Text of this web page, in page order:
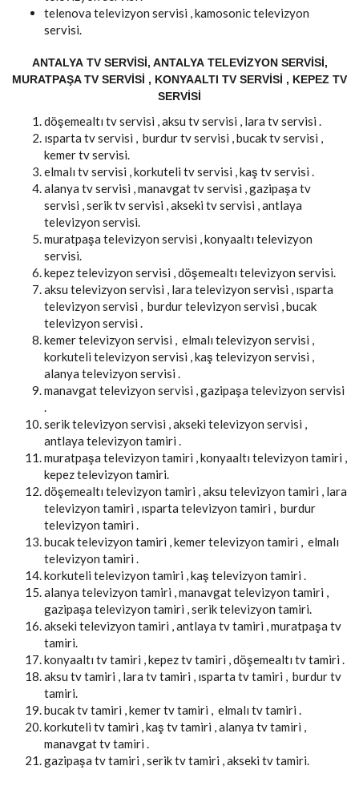
telenova televizyon servisi , kamosonic televizyon
servisi.
ANTALYA TV SERVISI, ANTALYA TELEVIZYON SERVISI,
MURATPAŞA TV SERVISI , KONYAALTI TV SERVISI , KEPEZ TV
SERVISI
döşemealtı tv servisi , aksu tv servisi , lara tv servisi .
ısparta tv servisi , burdur tv servisi , bucak tv servisi ,
kemer tv servisi.
elmalı tv servisi , korkuteli tv servisi , kaş tv servisi .
alanya tv servisi , manavgat tv servisi , gazipaşa tv
servisi , serik tv servisi , akseki tv servisi , antlaya
televizyon servisi.
muratpaşa televizyon servisi , konyaaltı televizyon
servisi.
kepez televizyon servisi , döşemealtı televizyon servisi.
aksu televizyon servisi , lara televizyon servisi , ısparta
televizyon servisi , burdur televizyon servisi , bucak
televizyon servisi .
kemer televizyon servisi , elmalı televizyon servisi ,
korkuteli televizyon servisi , kaş televizyon servisi ,
alanya televizyon servisi .
manavgat televizyon servisi , gazipaşa televizyon servisi
.
serik televizyon servisi , akseki televizyon servisi ,
antlaya televizyon tamiri .
muratpaşa televizyon tamiri , konyaaltı televizyon tamiri ,
kepez televizyon tamiri.
döşemealtı televizyon tamiri , aksu televizyon tamiri , lara
televizyon tamiri , ısparta televizyon tamiri , burdur
televizyon tamiri .
bucak televizyon tamiri , kemer televizyon tamiri , elmalı
televizyon tamiri .
korkuteli televizyon tamiri , kaş televizyon tamiri .
alanya televizyon tamiri , manavgat televizyon tamiri ,
gazipaşa televizyon tamiri , serik televizyon tamiri.
akseki televizyon tamiri , antlaya tv tamiri , muratpaşa tv
tamiri.
konyaaltı tv tamiri , kepez tv tamiri , döşemealtı tv tamiri .
aksu tv tamiri , lara tv tamiri , ısparta tv tamiri , burdur tv
tamiri.
bucak tv tamiri , kemer tv tamiri , elmalı tv tamiri .
korkuteli tv tamiri , kaş tv tamiri , alanya tv tamiri ,
manavgat tv tamiri .
gazipaşa tv tamiri , serik tv tamiri , akseki tv tamiri.